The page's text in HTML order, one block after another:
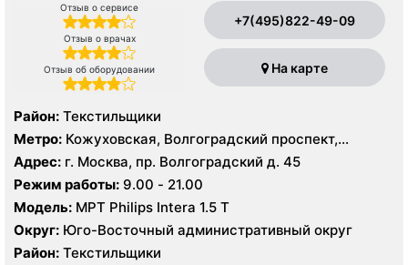
Отзыв о сервисе
Отзыв о врачах
Отзыв об оборудовании
+7(495)822-49-09
На карте
Район: Текстильщики
Метро: Кожуховская, Волгоградский проспект,
Текстильщики
Адрес: г. Москва, пр. Волгоградский д. 45
Режим работы: 9.00 - 21.00
Модель: МРТ Philips Intera 1.5 T
Округ: Юго-Восточный административный округ
Район: Текстильщики